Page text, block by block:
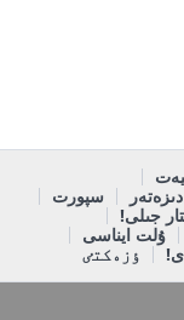
دىزەتەر
سپورت
جىلى!
ۇلت ايناسى
ٶزەكتٸ